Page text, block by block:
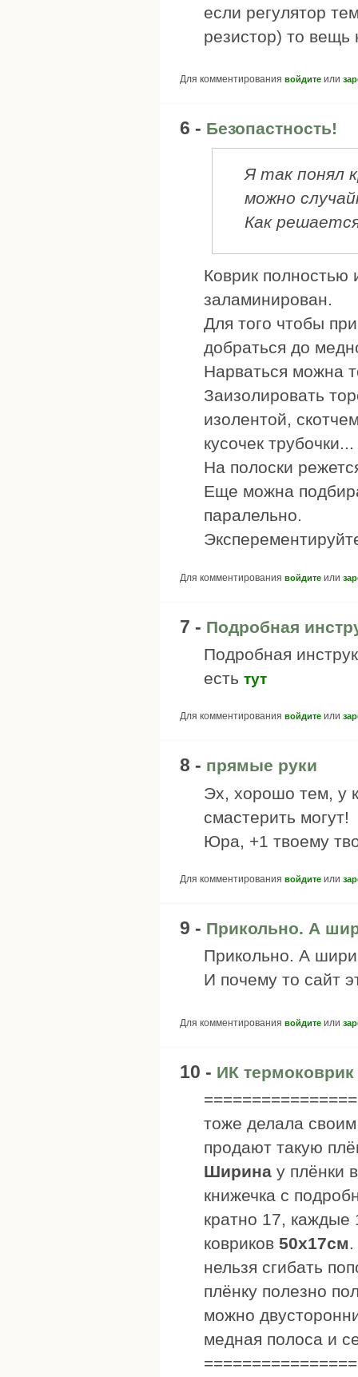
если регулятор
резистор) то вещь
Для комментирования войдите или
6 - Безопастность!
Я так понял
можно
Как
Коврик полностью
заламинирован.
Для того чтобы
добраться до
Нарваться можна
Заизолировать
изолентой,
кусочек трубочки...
На полоски
Еще можна
паралельно.
Для комментирования войдите или
7 - Подробная
Подробная
есть тут
Для комментирования войдите или
8 - прямые руки
Эх, хорошо тем, у
смастерить могут!
Юра, +1 твоему
Для комментирования войдите или
9 - Прикольно. А
Прикольно. А
И почему то сайт
Для комментирования войдите или
10 - ИК термоковрик
тоже делала
продают такую
Ширина у плёнки
книжечка с
кратно 17, каждые
ковриков 50х17см
нельзя сгибать
плёнку полезно
можно
медная полоса и